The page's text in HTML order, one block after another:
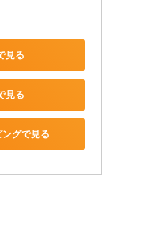
見る
見る
グで見る